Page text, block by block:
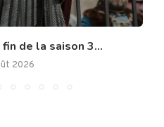
de la saison 3...
2026